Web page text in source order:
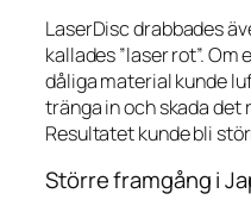
LaserDisc drabbades
kallades ”laser rot”.
dåliga material kunde
tränga in och skada
Resultatet kunde bli
Större framgång i